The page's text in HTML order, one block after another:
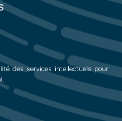
des services intellectuels pour